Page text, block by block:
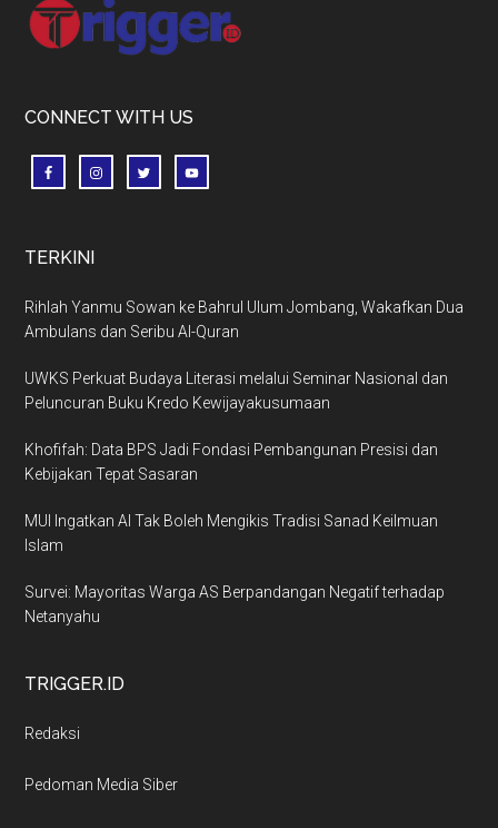
CONNECT WITH US
TERKINI
Rihlah Yanmu Sowan ke Bahrul Ulum Jombang, Wakafkan Dua
Ambulans dan Seribu Al-Quran
UWKS Perkuat Budaya Literasi melalui Seminar Nasional dan
Peluncuran Buku Kredo Kewijayakusumaan
Khofifah: Data BPS Jadi Fondasi Pembangunan Presisi dan
Kebijakan Tepat Sasaran
MUI Ingatkan AI Tak Boleh Mengikis Tradisi Sanad Keilmuan
Islam
Survei: Mayoritas Warga AS Berpandangan Negatif terhadap
Netanyahu
TRIGGER.ID
Redaksi
Pedoman Media Siber